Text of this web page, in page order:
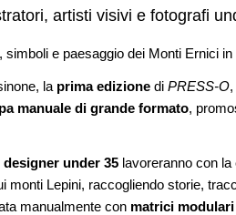
artisti visivi e fotografi
e paesaggio dei Monti Ernici in
la prima edizione di PRESS-O,
manuale di grande formato,
designer under 35 lavoreranno con
monti Lepini, raccogliendo storie,
manualmente con matrici
EVENTI
Città Osmotiche: la rigenerazione
attraverso suoli permeabili, gestione
dell'acqua e resilienza climatica
autocostruzione e vita comunitaria in
Sardegna, a picco sul mare